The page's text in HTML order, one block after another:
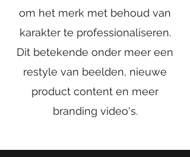
om het merk met behoud van
karakter te professionaliseren.
Dit betekende onder meer een
restyle van beelden, nieuwe
product content en meer
branding video's.